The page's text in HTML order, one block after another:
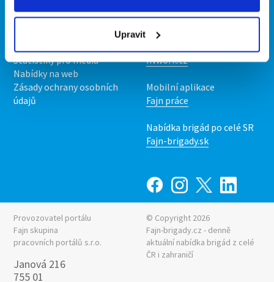
Upravit
O nás
Statistiky pro média
Nabídky na web
Zásady ochrany osobních
údajů
Fajn brigády
INwork.cz
Mobilní aplikace
Fajn práce
Nabídka brigád po celé SR
Fajn-brigady.sk
Provozovatel portálu
Fajn skupina
pracovních portálů s.r.o.
Janová 216
755 01
© Copyright 2026
Fajn-brigady.cz - denně
aktuální nabídka brigád z celé
ČR i zahraničí